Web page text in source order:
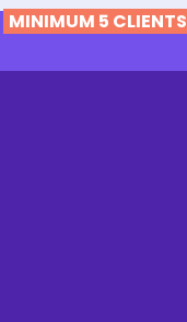
MINIMUM 5 CLIENTS